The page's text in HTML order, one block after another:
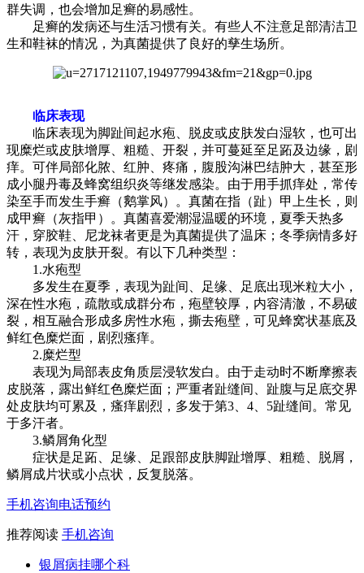
群失调，也会增加足癣的易感性。
足癣的发病还与生活习惯有关。有些人不注意足部清洁卫
生和鞋袜的情况，为真菌提供了良好的孳生场所。
临床表现
临床表现为脚趾间起水疱、脱皮或皮肤发白湿软，也可出
现糜烂或皮肤增厚、粗糙、开裂，并可蔓延至足跖及边缘，剧
痒。可伴局部化脓、红肿、疼痛，腹股沟淋巴结肿大，甚至形
成小腿丹毒及蜂窝组织炎等继发感染。由于用手抓痒处，常传
染至手而发生手癣（鹅掌风）。真菌在指（趾）甲上生长，则
成甲癣（灰指甲）。真菌喜爱潮湿温暖的环境，夏季天热多
汗，穿胶鞋、尼龙袜者更是为真菌提供了温床；冬季病情多好
转，表现为皮肤开裂。有以下几种类型：
1.水疱型
多发生在夏季，表现为趾间、足缘、足底出现米粒大小，
深在性水疱，疏散或成群分布，疱壁较厚，内容清澈，不易破
裂，相互融合形成多房性水疱，撕去疱壁，可见蜂窝状基底及
鲜红色糜烂面，剧烈瘙痒。
2.糜烂型
表现为局部表皮角质层浸软发白。由于走动时不断摩擦表
皮脱落，露出鲜红色糜烂面；严重者趾缝间、趾腹与足底交界
处皮肤均可累及，瘙痒剧烈，多发于第3、4、5趾缝间。常见
于多汗者。
3.鳞屑角化型
症状是足跖、足缘、足跟部皮肤脚趾增厚、粗糙、脱屑，
鳞屑成片状或小点状，反复脱落。
手机咨询电话预约
推荐阅读 手机咨询
银屑病挂哪个科